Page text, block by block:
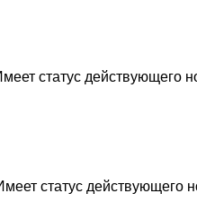
статус действующего
статус действующего